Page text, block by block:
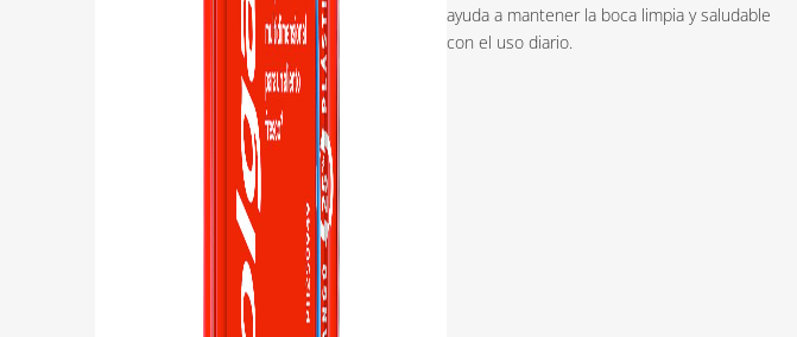
ayuda a mantener la boca limpia y saludable
con el uso diario.